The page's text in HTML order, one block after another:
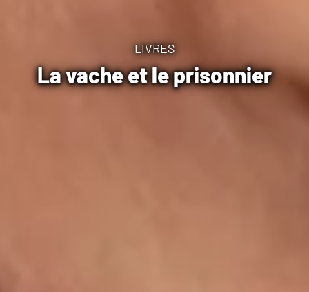
LIVRES
La vache et le prisonnier